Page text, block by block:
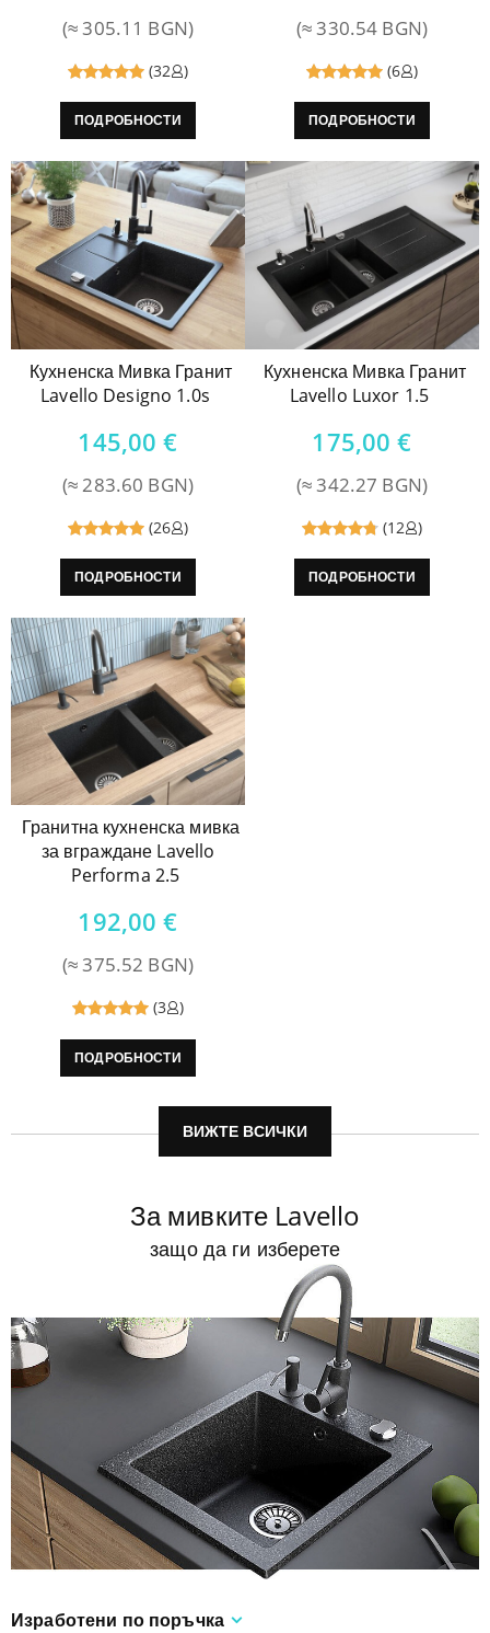
(≈ 305.11 BGN)
5out of
(32 )
ПОДРОБНОСТИ
(≈ 330.54 BGN)
5out of
(6 )
ПОДРОБНОСТИ
Кухненска Мивка Гранит
Lavello Designo 1.0s
145,00€
(≈ 283.60 BGN)
5out of
(26 )
ПОДРОБНОСТИ
Кухненска Мивка Гранит
Lavello Luxor 1.5
175,00€
(≈ 342.27 BGN)
4.8out
(12 )
ПОДРОБНОСТИ
Гранитна кухненска мивка
за вграждане Lavello
Performa 2.5
192,00€
(≈ 375.52 BGN)
5out of
(3 )
ПОДРОБНОСТИ
ВИЖТЕ ВСИЧКИ
За мивките Lavello
защо да ги изберете
Изработени по поръчка